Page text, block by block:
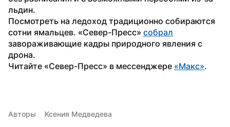
льдин.
Посмотреть на ледоход традиционно собираются
сотни ямальцев. «Север-Пресс» собрал
завораживающие кадры природного явления с
дрона.
Читайте «Север-Пресс» в мессенджере «Макс».
Авторы Ксения Медведева